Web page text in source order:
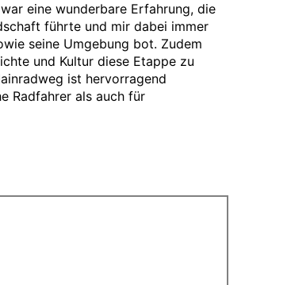
eine wunderbare Erfahrung, die
führte und mir dabei immer
seine Umgebung bot. Zudem
und Kultur diese Etappe zu
ist hervorragend
Radfahrer als auch für